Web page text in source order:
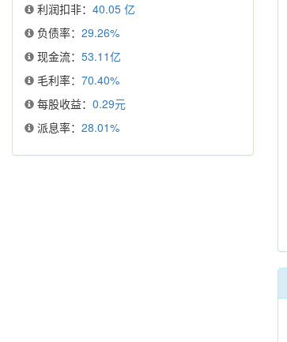
利润扣非： 40.05 亿
负债率： 29.26%
现金流： 53.11亿
毛利率： 70.40%
每股收益： 0.29元
派息率： 28.01%